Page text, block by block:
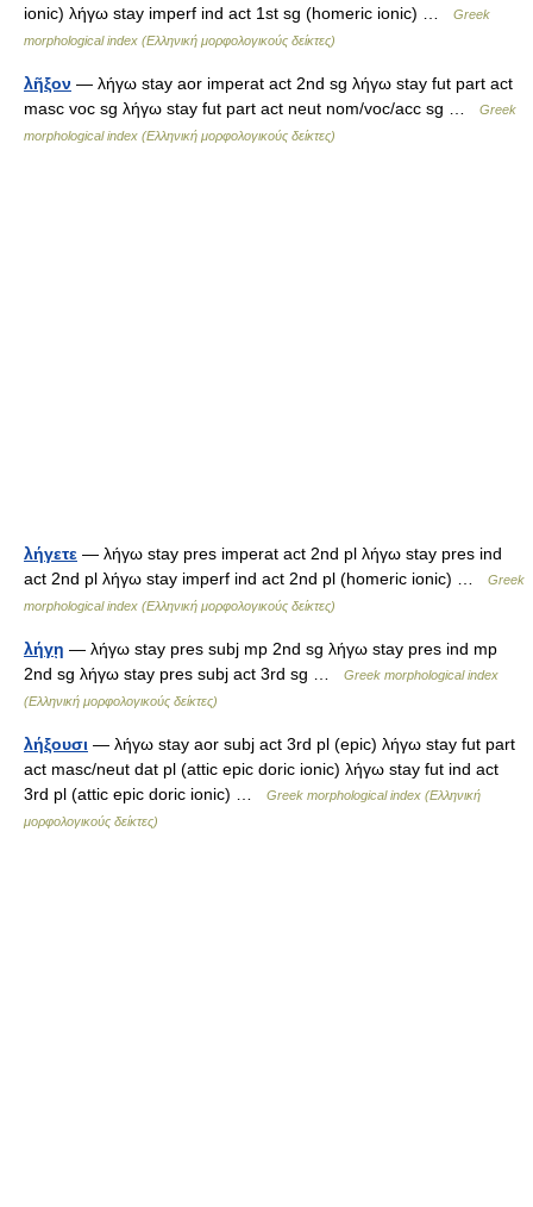
ionic) λήγω stay imperf ind act 1st sg (homeric ionic) …
Greek
morphological index (Ελληνική μορφολογικούς δείκτες)
λῆξον — λήγω stay aor imperat act 2nd sg λήγω stay fut part act
masc voc sg λήγω stay fut part act neut nom/voc/acc sg …
Greek
morphological index (Ελληνική μορφολογικούς δείκτες)
λήγετε — λήγω stay pres imperat act 2nd pl λήγω stay pres ind
act 2nd pl λήγω stay imperf ind act 2nd pl (homeric ionic) …
Greek
morphological index (Ελληνική μορφολογικούς δείκτες)
λήγῃ — λήγω stay pres subj mp 2nd sg λήγω stay pres ind mp
2nd sg λήγω stay pres subj act 3rd sg …
Greek morphological index
(Ελληνική μορφολογικούς δείκτες)
λήξουσι — λήγω stay aor subj act 3rd pl (epic) λήγω stay fut part
act masc/neut dat pl (attic epic doric ionic) λήγω stay fut ind act
3rd pl (attic epic doric ionic) …
Greek morphological index (Ελληνική
μορφολογικούς δείκτες)